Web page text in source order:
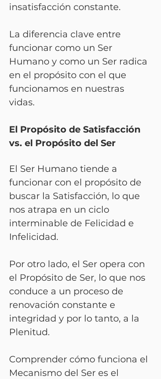
insatisfacción constante.
La diferencia clave entre
funcionar como un Ser
Humano y como un Ser radica
en el propósito con el que
funcionamos en nuestras
vidas.
El Propósito de Satisfacción
vs. el Propósito del Ser
El Ser Humano tiende a
funcionar con el propósito de
buscar la Satisfacción, lo que
nos atrapa en un ciclo
interminable de Felicidad e
Infelicidad.
Por otro lado, el Ser opera con
el Propósito de Ser, lo que nos
conduce a un proceso de
renovación constante e
integridad y por lo tanto, a la
Plenitud.
Comprender cómo funciona el
Mecanismo del Ser es el